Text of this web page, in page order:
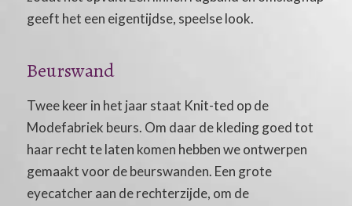
geeft het een eigentijdse, speelse look.
Beurswand
Twee keer in het jaar staat Knit-ted op de
Modefabriek beurs. Om daar de kleding goed tot
haar recht te laten komen hebben we ontwerpen
gemaakt voor de beurswanden. Een grote
eyecatcher aan de rechterzijde, om de